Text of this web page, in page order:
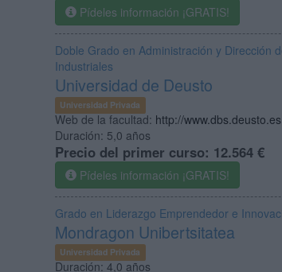
Pídeles información ¡GRATIS!
Doble Grado en Administración y Dirección
Industriales
Universidad de Deusto
Universidad Privada
Web de la facultad: http://www.dbs.deusto.es
Duración: 5,0 años
Precio del primer curso: 12.564 €
Pídeles información ¡GRATIS!
Grado en Liderazgo Emprendedor e
Mondragon Unibertsitatea
Universidad Privada
Duración: 4,0 años